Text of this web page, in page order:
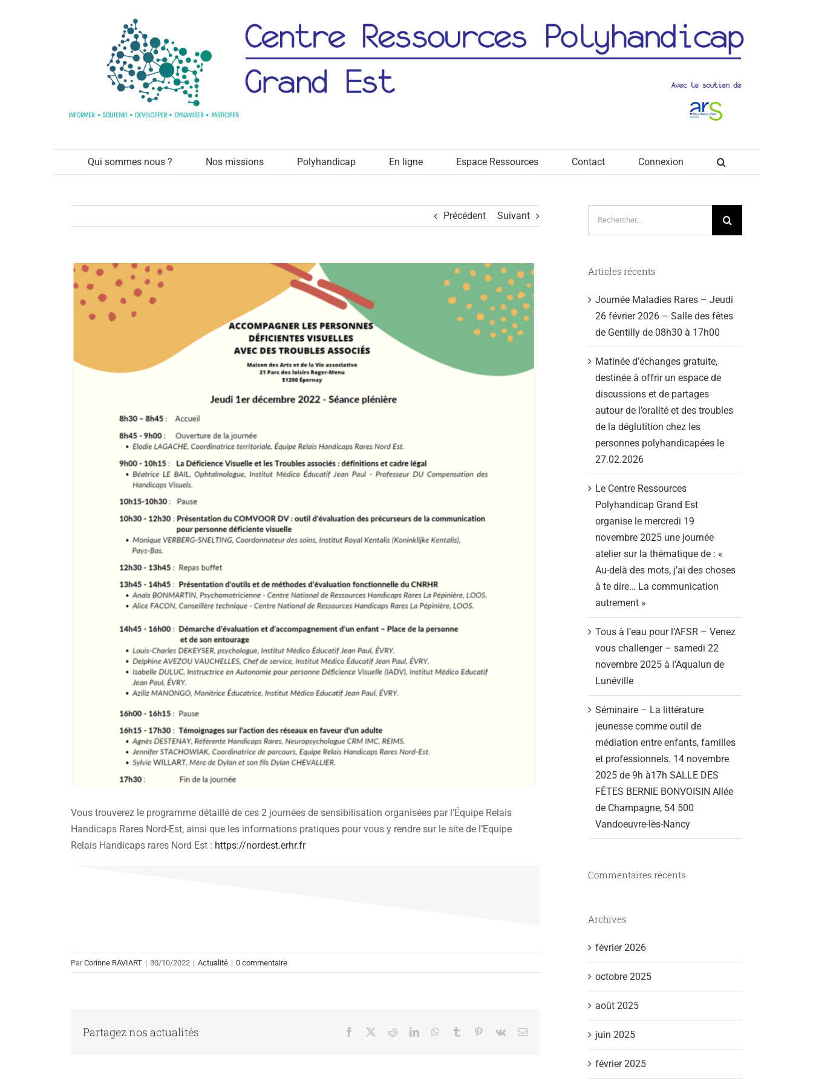
Qui sommes nous ? Nos missions Polyhandicap En ligne Espace Ressources Contact Connexion
Précédent Suivant
Voir
l'image
agrandie
Vous trouverez le programme détaillé de ces 2 journées de sensibilisation organisées par l’Équipe Relais
Handicaps Rares Nord-Est, ainsi que les informations pratiques pour vous y rendre sur le site de l’Equipe
Relais Handicaps rares Nord Est : https://nordest.erhr.fr
ParCorinne RAVIART | 30/10/2022 | Actualité | 0 commentaire
Partagez nos actualités Facebook RedditLinkedInWhatsApp
Tumblr Pinterest
Vk Email
Articles récents
Journée Maladies Rares – Jeudi
26 février 2026 – Salle des fêtes
de Gentilly de 08h30 à 17h00
Matinée d’échanges gratuite,
destinée à offrir un espace de
discussions et de partages
autour de l’oralité et des troubles
de la déglutition chez les
personnes polyhandicapées le
27.02.2026
Le Centre Ressources
Polyhandicap Grand Est
organise le mercredi 19
novembre 2025 une journée
atelier sur la thématique de : «
Au-delà des mots, j’ai des choses
à te dire… La communication
autrement »
Tous à l’eau pour l’AFSR – Venez
vous challenger – samedi 22
novembre 2025 à l’Aqualun de
Lunéville
Séminaire – La littérature
jeunesse comme outil de
médiation entre enfants, familles
et professionnels. 14 novembre
2025 de 9h à17h SALLE DES
FÊTES BERNIE BONVOISIN Allée
de Champagne, 54 500
Vandoeuvre-lès-Nancy
Commentaires récents
Archives
février 2026
octobre 2025
août 2025
juin 2025
février 2025